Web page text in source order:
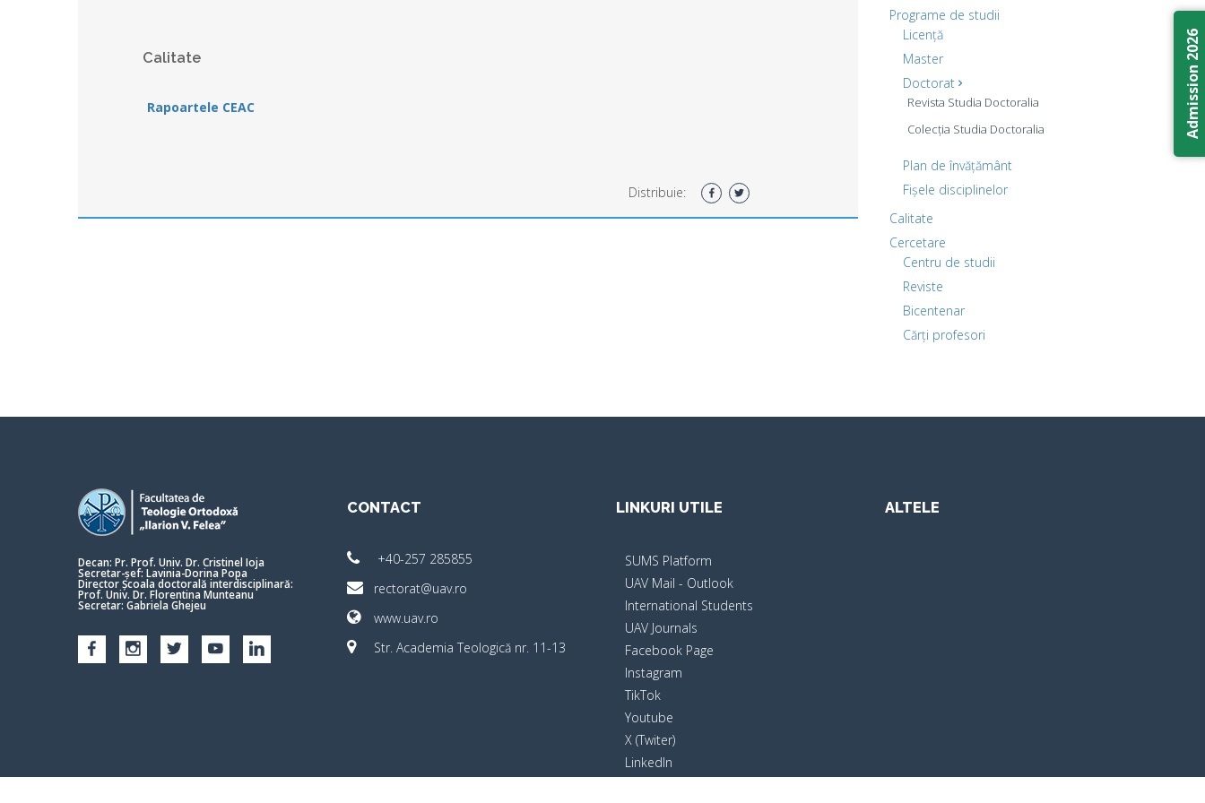
Calitate
Rapoartele CEAC
Distribuie:
Programe de studii
Licență
Master
Doctorat
Revista Studia Doctoralia
Colecția Studia Doctoralia
Plan de învățământ
Fișele disciplinelor
Calitate
Cercetare
Centru de studii
Reviste
Bicentenar
Cărți profesori
Decan: Pr. Prof. Univ. Dr. Cristinel Ioja
Secretar-șef: Lavinia-Dorina Popa
Director Școala doctorală interdisciplinară:
Prof. Univ. Dr. Florentina Munteanu
Secretar: Gabriela Ghejeu
CONTACT
+40-257 285855
rectorat@uav.ro
www.uav.ro
Str. Academia Teologică nr. 11-13
LINKURI UTILE
SUMS Platform
UAV Mail - Outlook
International Students
UAV Journals
Facebook Page
Instagram
TikTok
Youtube
X (Twiter)
LinkedIn
ALTELE
Admission 2026